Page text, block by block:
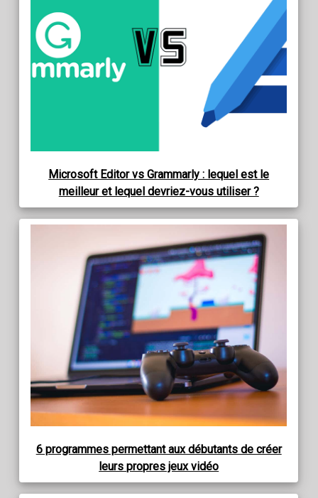
Microsoft Editor vs Grammarly : lequel est le
meilleur et lequel devriez-vous utiliser ?
6 programmes permettant aux débutants de créer
leurs propres jeux vidéo